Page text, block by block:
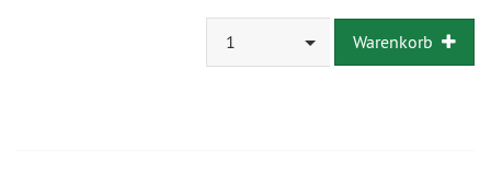
1 Warenkorb